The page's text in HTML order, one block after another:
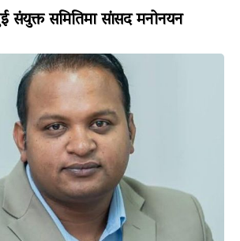
संयुक्त समितिमा सांसद मनोनयन